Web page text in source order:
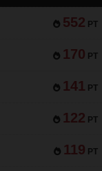
552 PT
170 PT
141 PT
122 PT
119 PT